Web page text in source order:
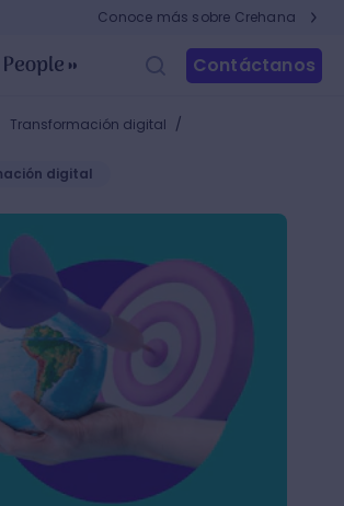
Conoce más sobre Crehana
Contáctanos
Transformación digital /
digital
¡Crea poderosas estrategias de